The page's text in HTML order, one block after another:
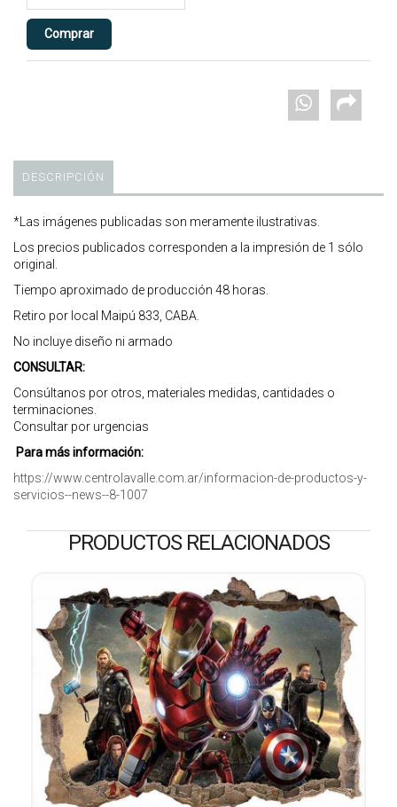
DESCRIPCIÓN
*Las imágenes publicadas son meramente ilustrativas.
Los precios publicados corresponden a la impresión de 1 sólo
original.
Tiempo aproximado de producción 48 horas.
Retiro por local Maipú 833, CABA.
No incluye diseño ni armado
CONSULTAR:
Consúltanos por otros, materiales medidas, cantidades o
terminaciones.
Consultar por urgencias
Para más información:
https://www.centrolavalle.com.ar/informacion-de-productos-y-
servicios--news--8-1007
PRODUCTOS RELACIONADOS